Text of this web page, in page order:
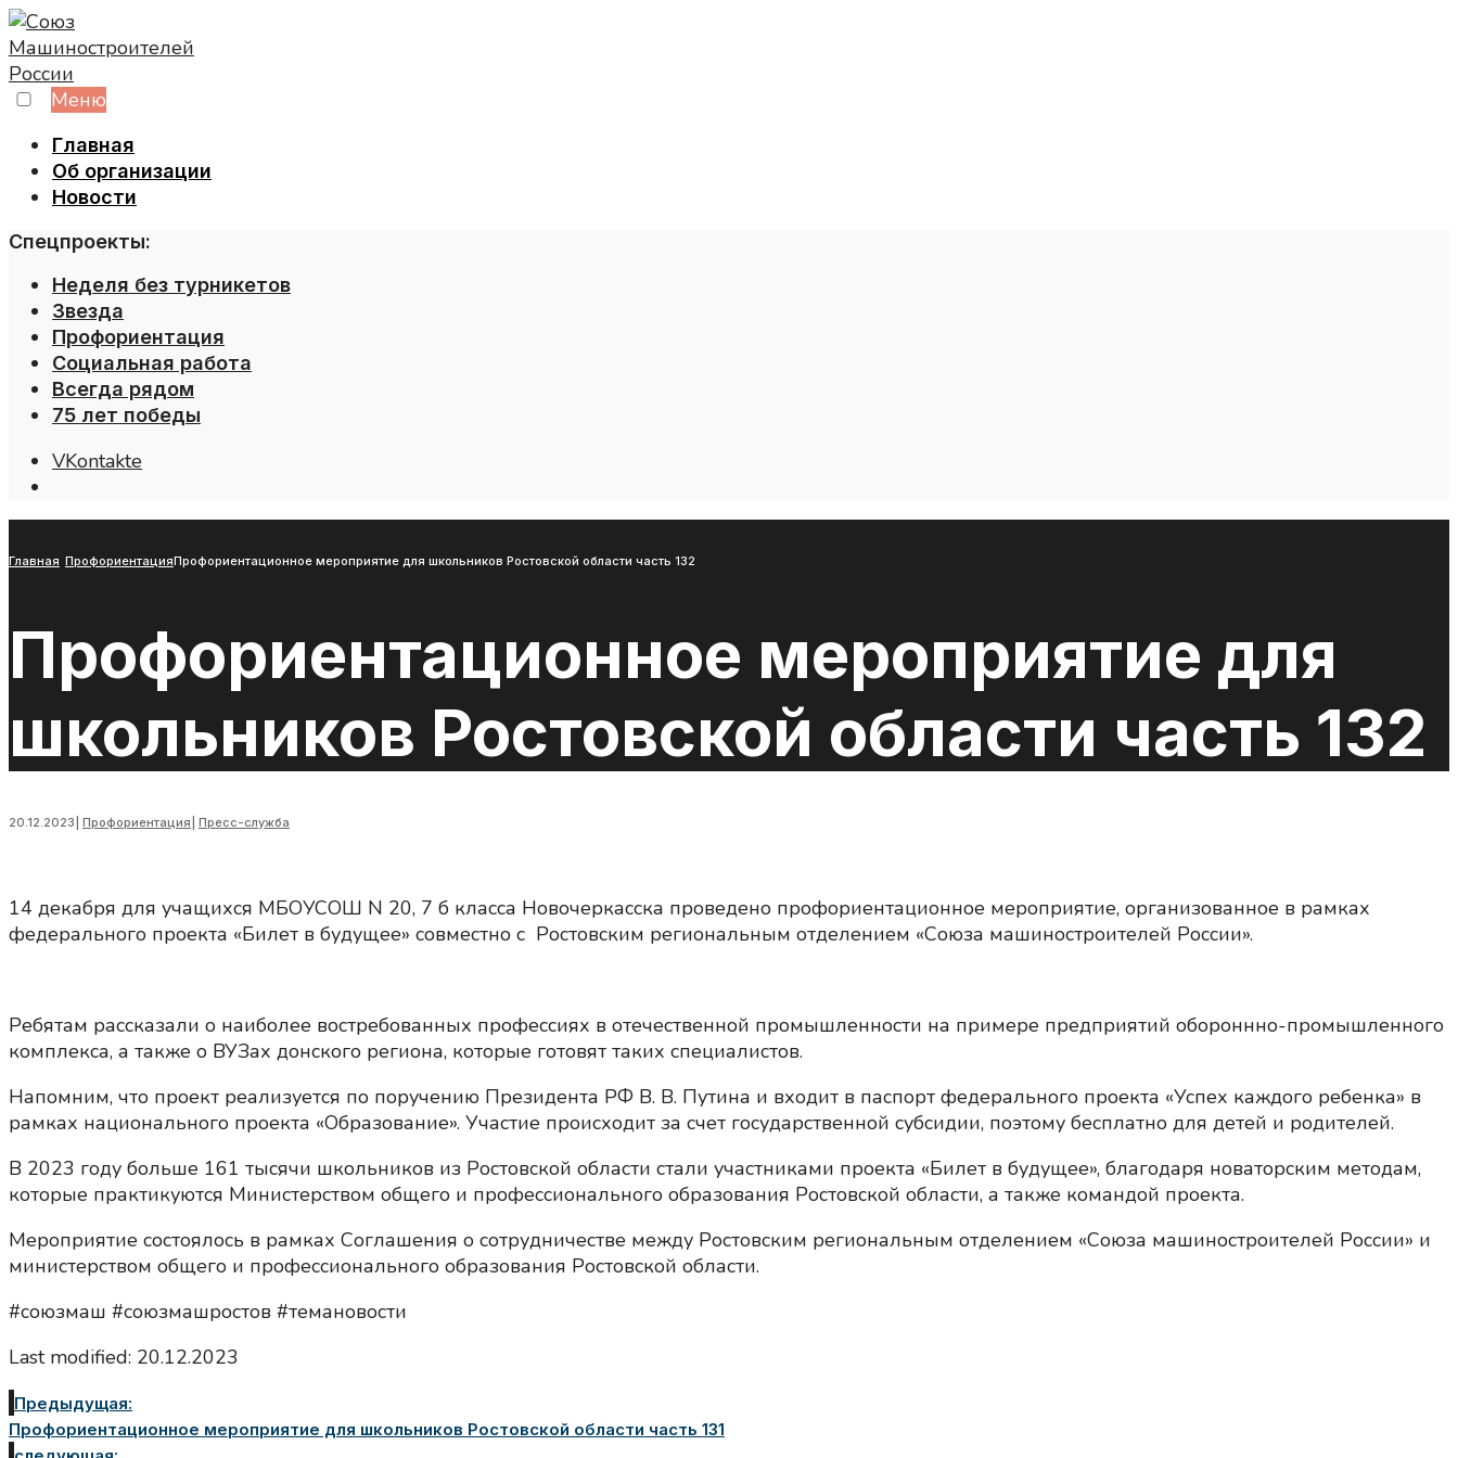
Skip
to
content
Меню
Главная
Об организации
Новости
Спецпроекты:
Неделя без турникетов
Звезда
Профориентация
Социальная работа
Всегда рядом
75 лет победы
VKontakte
Главная ПрофориентацияПрофориентационное мероприятие для школьников Ростовской области часть 132
Профориентационное мероприятие для
школьников Ростовской области часть 132
20.12.2023 Профориентация Пресс-служба
14 декабря для учащихся МБОУСОШ N 20, 7 б класса Новочеркасска проведено профориентационное мероприятие, организованное в рамках
федерального проекта «Билет в будущее» совместно с Ростовским региональным отделением «Союза машиностроителей России».
Ребятам рассказали о наиболее востребованных профессиях в отечественной промышленности на примере предприятий обороннно-промышленного
комплекса, а также о ВУЗах донского региона, которые готовят таких специалистов.
Напомним, что проект реализуется по поручению Президента РФ В. В. Путина и входит в паспорт федерального проекта «Успех каждого ребенка» в
рамках национального проекта «Образование». Участие происходит за счет государственной субсидии, поэтому бесплатно для детей и родителей.
В 2023 году больше 161 тысячи школьников из Ростовской области стали участниками проекта «Билет в будущее», благодаря новаторским методам,
которые практикуются Министерством общего и профессионального образования Ростовской области, а также командой проекта.
Мероприятие состоялось в рамках Соглашения о сотрудничестве между Ростовским региональным отделением «Союза машиностроителей России» и
министерством общего и профессионального образования Ростовской области.
#союзмаш #союзмашростов #темановости
Last modified: 20.12.2023
Предыдущая:
Профориентационное мероприятие для школьников Ростовской области часть 131